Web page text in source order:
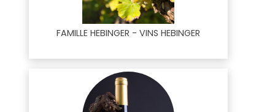
FAMILLE HEBINGER - VINS HEBINGER